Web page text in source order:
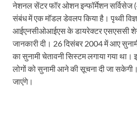
नेशनल सेंटर फॉर ओशन इन्फॉर्मेशन
संबंध में एक मॉडल डेवलप किया है। पृथ्वी
आईएनसीओआईएस के डायरेक्टर एसएससी
जानकारी दी। 26 दिसंबर 2004 में आए
का सुनामी चेतावनी सिस्टम लगाया गया
लोगों को सुनामी आने की सूचना दी जा
जाएंगे।